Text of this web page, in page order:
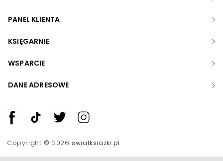
PANEL KLIENTA
KSIĘGARNIE
WSPARCIE
DANE ADRESOWE
Copyright © 2026swiatksiazki.pl
Zwiększ rozmiar czcionki